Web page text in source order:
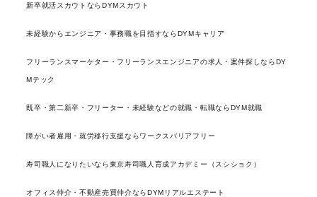
新卒就活スカウトならDYMスカウト
未経験からエンジニア・事務職を目指すならDYMキャリア
フリーランスマーケター・フリーランスエンジニアの求人・案件探しならDY
Mテック
既卒・第二新卒・フリーター・未経験などの就職・転職ならDYM就職
障がい者雇用・就労移行支援ならワークスバリアフリー
寿司職人になりたいなら東京寿司職人育成アカデミー（スシショク）
オフィス仲介・不動産売買仲介ならDYMリアルエステート